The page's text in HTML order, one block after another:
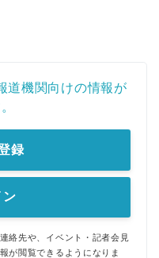
道機関向けの情報が
録
ン
絡先や、イベント・記者会見
が閲覧できるようになりま